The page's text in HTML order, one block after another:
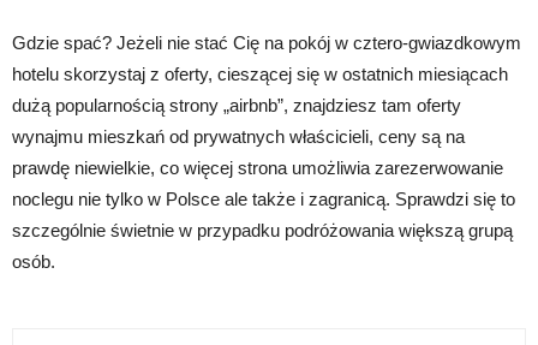
Gdzie spać? Jeżeli nie stać Cię na pokój w cztero-gwiazdkowym
hotelu skorzystaj z oferty, cieszącej się w ostatnich miesiącach
dużą popularnością strony „airbnb”, znajdziesz tam oferty
wynajmu mieszkań od prywatnych właścicieli, ceny są na
prawdę niewielkie, co więcej strona umożliwia zarezerwowanie
noclegu nie tylko w Polsce ale także i zagranicą. Sprawdzi się to
szczególnie świetnie w przypadku podróżowania większą grupą
osób.